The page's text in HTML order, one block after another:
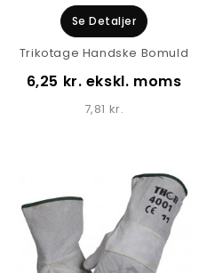
Se Detaljer
Trikotage Handske Bomuld
6,25 kr. ekskl. moms
7,81 kr.